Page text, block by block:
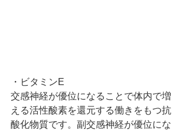
・ビタミンE
交感神経が優位になることで体内で増
える活性酸素を還元する働きをもつ抗
酸化物質です。副交感神経が優位にな